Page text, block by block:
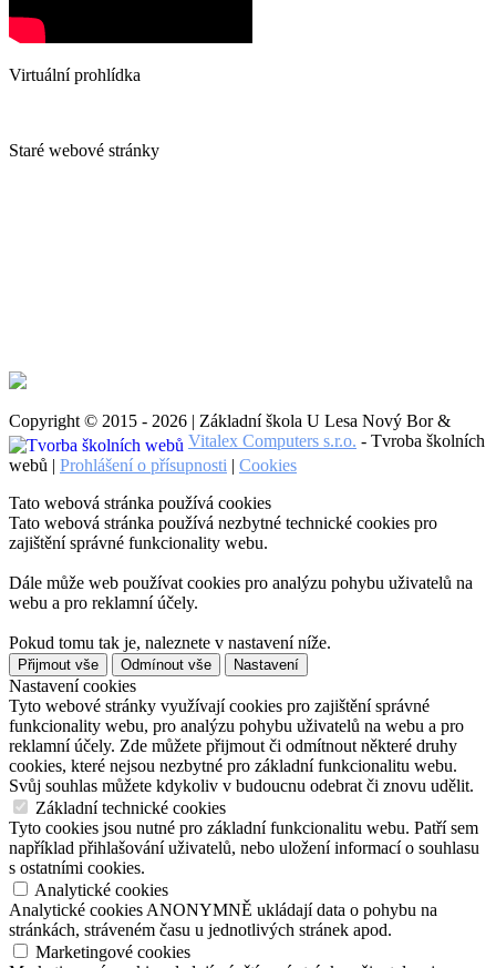
Virtuální prohlídka
Staré webové stránky
Copyright © 2015 - 2026 | Základní škola U Lesa Nový Bor &
Vitalex Computers s.r.o. - Tvroba školních
webů | Prohlášení o přísupnosti | Cookies
Tato webová stránka používá cookies
Tato webová stránka používá nezbytné technické cookies pro
zajištění správné funkcionality webu.
Dále může web používat cookies pro analýzu pohybu uživatelů na
webu a pro reklamní účely.
Pokud tomu tak je, naleznete v nastavení níže.
Přijmout vše Odmínout vše Nastavení
Nastavení cookies
Tyto webové stránky využívají cookies pro zajištění správné
funkcionality webu, pro analýzu pohybu uživatelů na webu a pro
reklamní účely. Zde můžete přijmout či odmítnout některé druhy
cookies, které nejsou nezbytné pro základní funkcionalitu webu.
Svůj souhlas můžete kdykoliv v budoucnu odebrat či znovu udělit.
Základní technické cookies
Tyto cookies jsou nutné pro základní funkcionalitu webu. Patří sem
například přihlašování uživatelů, nebo uložení informací o souhlasu
s ostatními cookies.
Analytické cookies
Analytické cookies ANONYMNĚ ukládají data o pohybu na
stránkách, stráveném času u jednotlivých stránek apod.
Marketingové cookies